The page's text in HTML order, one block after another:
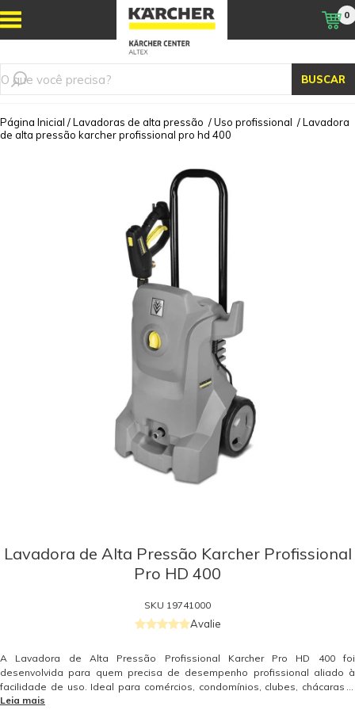
BUSCAR
0
Página Inicial /Lavadoras de alta pressão /Uso profissional /Lavadora
de alta pressão karcher profissional pro hd 400
Lavadora de Alta Pressão Karcher Profissional
Pro HD 400
SKU 19741000
Avalie
A Lavadora de Alta Pressão Profissional Karcher Pro HD 400 foi
desenvolvida para quem precisa de desempenho profissional aliado à
facilidade de uso. Ideal para comércios, condomínios, clubes, chácaras e
limpeza de veículos, ela entrega alta eficiência com operação simples,
Leia mais